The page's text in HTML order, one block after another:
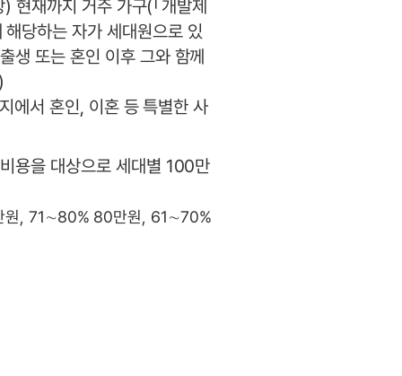
현재까지 거주 가구(｢개발제
당하는 자가 세대원으로 있
생 또는 혼인 이후 그와 함께
에서 혼인, 이혼 등 특별한 사
용을 대상으로 세대별 100만
원, 71∼80% 80만원, 61∼70%